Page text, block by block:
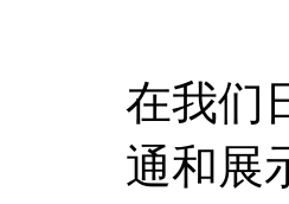
在我们
通和展